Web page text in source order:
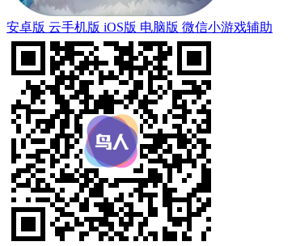
安卓版 云手机版 iOS版 电脑版 微信小游戏辅助